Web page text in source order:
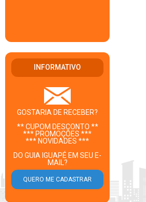
INFORMATIVO
GOSTARIA DE RECEBER?
** CUPOM DESCONTO **
*** PROMOÇÕES ***
*** NOVIDADES ***
DO GUIA IGUAPÉ EM SEU E-
MAIL?